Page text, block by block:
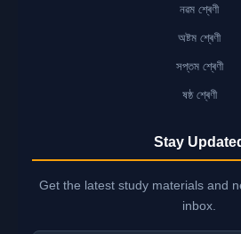
নৱম শ্ৰেণী
অষ্টম শ্ৰেণী
সপ্তম শ্ৰেণী
ষষ্ঠ শ্ৰেণী
Stay
Get the latest study materials and
inbox.